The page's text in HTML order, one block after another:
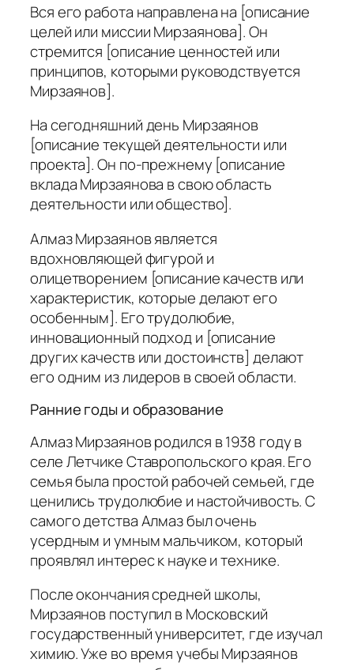
Вся его работа направлена на [описание
целей или миссии Мирзаянова]. Он
стремится [описание ценностей или
принципов, которыми руководствуется
Мирзаянов].
На сегодняшний день Мирзаянов
[описание текущей деятельности или
проекта]. Он по-прежнему [описание
вклада Мирзаянова в свою область
деятельности или общество].
Алмаз Мирзаянов является
вдохновляющей фигурой и
олицетворением [описание качеств или
характеристик, которые делают его
особенным]. Его трудолюбие,
инновационный подход и [описание
других качеств или достоинств] делают
его одним из лидеров в своей области.
Ранние годы и образование
Алмаз Мирзаянов родился в 1938 году в
селе Летчике Ставропольского края. Его
семья была простой рабочей семьей, где
ценились трудолюбие и настойчивость. С
самого детства Алмаз был очень
усердным и умным мальчиком, который
проявлял интерес к науке и технике.
После окончания средней школы,
Мирзаянов поступил в Московский
государственный университет, где изучал
химию. Уже во время учебы Мирзаянов